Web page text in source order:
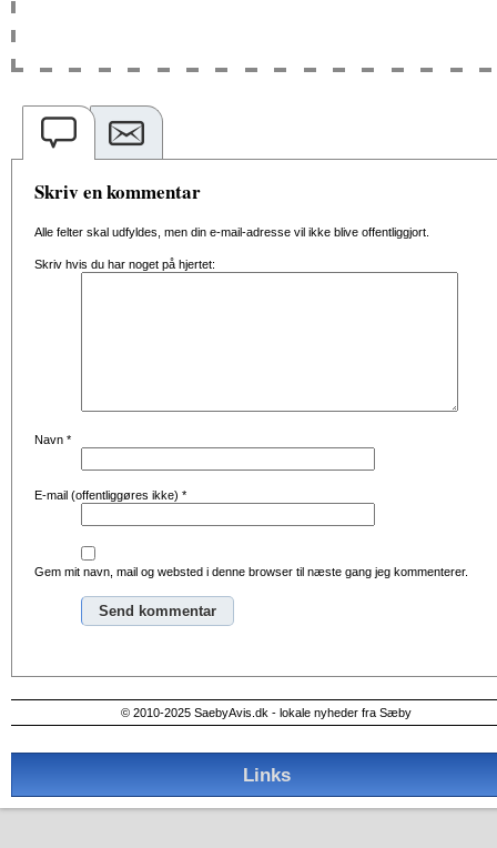
Skriv en kommentar
Alle felter skal udfyldes, men din e-mail-adresse vil ikke blive offentliggjort.
Skriv hvis du har noget på hjertet:
Navn *
E-mail (offentliggøres ikke) *
Gem mit navn, mail og websted i denne browser til næste gang jeg kommenterer.
© 2010-2025 SaebyAvis.dk - lokale nyheder fra Sæby
Links